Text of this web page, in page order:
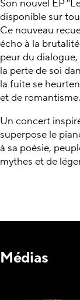
Son nouvel EP
disponible sur
Ce nouveau
écho à la
peur du dialogue,
la perte de soi
la fuite se
et de romantisme.
Un concert
superpose le
à sa poésie,
mythes et de
Médias